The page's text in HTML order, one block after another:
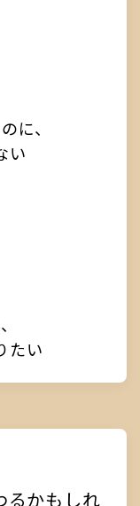
に、
い
たい
るかもしれ